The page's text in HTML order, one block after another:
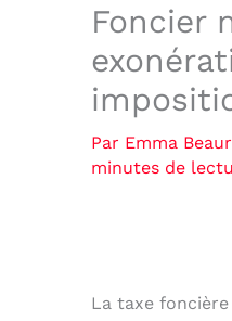
Foncier
Par Emma
minutes de
La taxe